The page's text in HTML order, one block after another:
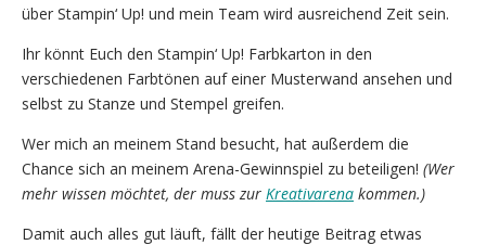
über Stampin‘ Up! und mein Team wird ausreichend Zeit sein.
Ihr könnt Euch den Stampin‘ Up! Farbkarton in den
verschiedenen Farbtönen auf einer Musterwand ansehen und
selbst zu Stanze und Stempel greifen.
Wer mich an meinem Stand besucht, hat außerdem die
Chance sich an meinem Arena-Gewinnspiel zu beteiligen! (Wer
mehr wissen möchtet, der muss zur Kreativarena kommen.)
Damit auch alles gut läuft, fällt der heutige Beitrag etwas